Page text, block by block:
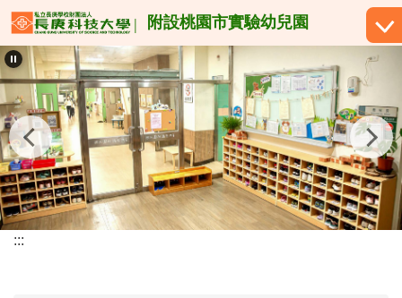
跳
到
主
要
內
容
區
附設桃園市實驗幼兒園
:::